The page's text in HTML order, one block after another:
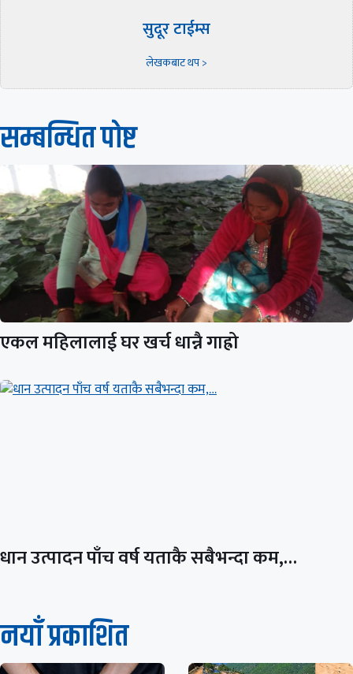
सुदूर टाईम्स
लेखकबाट थप >
सम्बन्धित पाेष्ट
एकल महिलालाई घर खर्च धान्नै गाह्रो
धान उत्पादन पाँच वर्ष यताकै सबैभन्दा कम,…
नयाँ प्रकाशित